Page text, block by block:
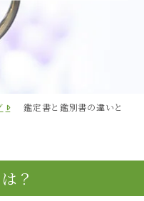
鑑定書と鑑別書の違いと
？